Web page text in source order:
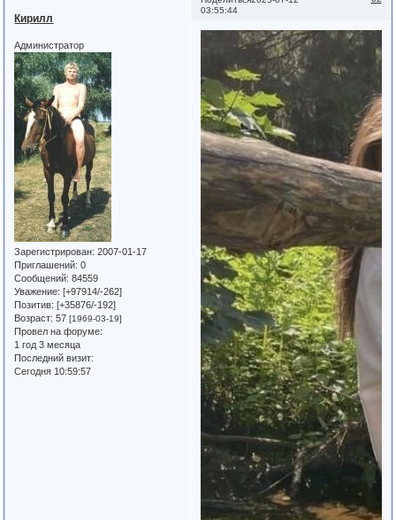
03:55:44
Кирилл
Администратор
Зарегистрирован: 2007-01-17
Приглашений: 0
Сообщений: 84559
Уважение: [+97914/-262]
Позитив: [+35876/-192]
Возраст: 57[1969-03-19]
Провел на форуме:
1 год 3 месяца
Последний визит:
Сегодня 10:59:57